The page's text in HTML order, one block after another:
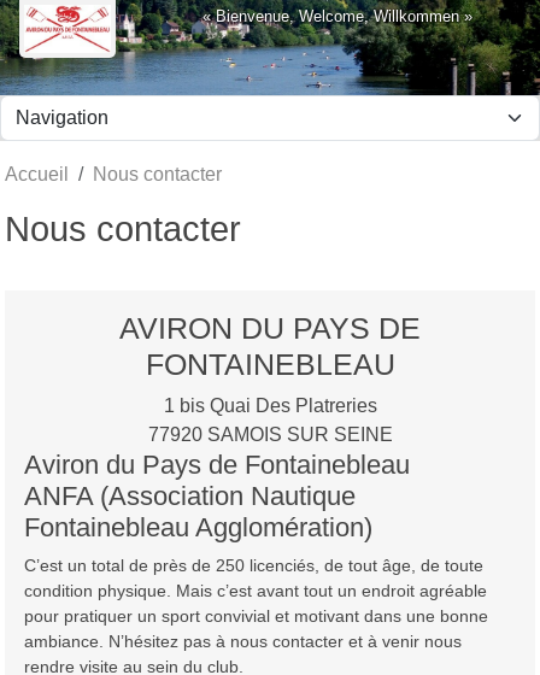
« Bienvenue, Welcome, Willkommen »
Accueil Nous contacter
Nous contacter
AVIRON DU PAYS DE
FONTAINEBLEAU
1 bis Quai Des Platreries
77920 SAMOIS SUR SEINE
Aviron du Pays de Fontainebleau
ANFA (Association Nautique
Fontainebleau Agglomération)
C’est un total de près de 250 licenciés, de tout âge, de toute
condition physique. Mais c’est avant tout un endroit agréable
pour pratiquer un sport convivial et motivant dans une bonne
ambiance. N’hésitez pas à nous contacter et à venir nous
rendre visite au sein du club.
Panneau de gestion des cookies